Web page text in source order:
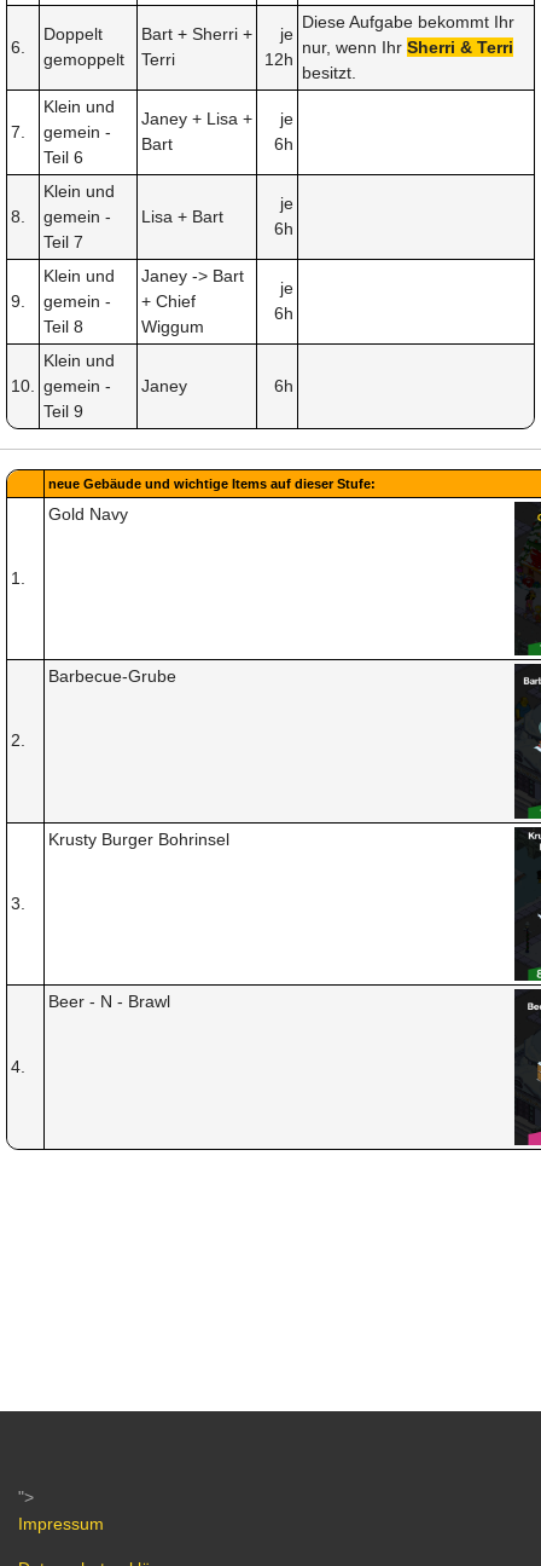
6.
Doppelt
gemoppelt
Bart + Sherri +
Terri
je
12h
Diese Aufgabe bekommt Ihr
nur, wenn Ihr Sherri & Terri
besitzt.
7.
Klein und
gemein -
Teil 6
Janey + Lisa +
Bart
je
6h
8.
Klein und
gemein -
Teil 7
Lisa + Bart
je
6h
9.
Klein und
gemein -
Teil 8
Janey -> Bart
+ Chief
Wiggum
je
6h
10.
Klein und
gemein -
Teil 9
Janey 6h
neue Gebäude und wichtige Items auf dieser Stufe:
1.
Gold Navy
2.
Barbecue-Grube
3.
Krusty Burger Bohrinsel
4.
Beer - N - Brawl
">
Impressum